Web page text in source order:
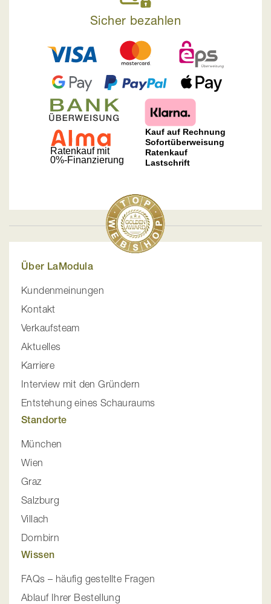
Sicher bezahlen
Über LaModula
Kundenmeinungen
Kontakt
Verkaufsteam
Aktuelles
Karriere
Interview mit den Gründern
Entstehung eines Schauraums
Standorte
München
Wien
Graz
Salzburg
Villach
Dornbirn
Wissen
FAQs – häufig gestellte Fragen
Ablauf Ihrer Bestellung